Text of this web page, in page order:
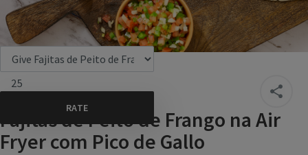
25
Fajitas de Peito de Frango na Air
Fryer com Pico de Gallo